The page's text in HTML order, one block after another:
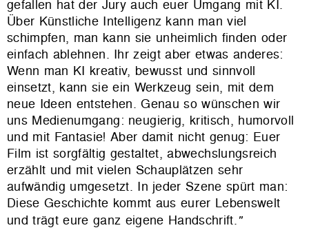
gefallen hatder Jury auch euer Umgang mit KI.
Über Künstliche Intelligenz kann man viel
schimpfen, man kann sie unheimlich finden oder
einfach ablehnen. Ihr zeigt aber etwas anderes:
Wenn man KI kreativ, bewusst und sinnvoll
einsetzt, kann sie ein Werkzeug sein, mit dem
neue Ideen entstehen. Genau so wünschen wir
uns Medienumgang: neugierig, kritisch, humorvoll
und mit Fantasie! Aber damit nicht genug: Euer
Film ist sorgfältig gestaltet, abwechslungsreich
erzählt und mit vielen Schauplätzen sehr
aufwändig umgesetzt. In jeder Szene spürt man:
Diese Geschichte kommt aus eurer Lebenswelt
und trägt eure ganz eigene Handschrift."